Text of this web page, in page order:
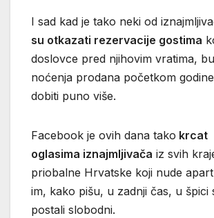
I sad kad je tako neki od
su otkazati rezervacije gostima
doslovce pred njihovim vratima,
noćenja prodana početkom
dobiti puno više.
Facebook je ovih dana tako krcat
oglasima iznajmljivača iz svih
priobalne Hrvatske koji nude
im, kako pišu, u zadnji čas, u špici
postali slobodni.